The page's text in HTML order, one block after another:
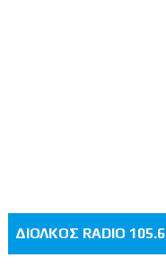
ΔΙΟΛΚΟΣ RADIO 105.6